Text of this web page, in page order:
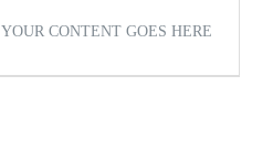
YOUR CONTENT GOES HERE